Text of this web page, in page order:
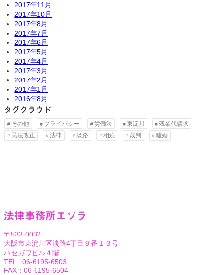
2017年11月
2017年10月
2017年8月
2017年7月
2017年6月
2017年5月
2017年4月
2017年3月
2017年2月
2017年1月
2016年8月
タグクラウド
その他 プライバシー 労働法 東淀川
残業代請求
民法改正
法律 淡路 相続 裁判 離婚
法律事務所エソラ
〒533-0032
大阪市東淀川区淡路4丁目９番１３号
ハセガワビル４階
TEL : 06-6195-6503
FAX：06-6195-6504